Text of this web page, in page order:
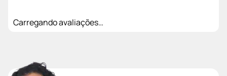
Carregando avaliações…